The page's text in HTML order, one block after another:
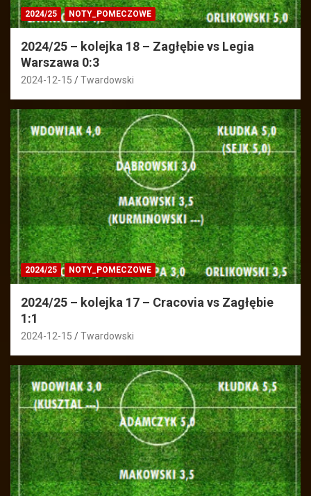
2024/25 NOTY_POMECZOWE
2024/25 – kolejka 18 – Zagłębie vs Legia
Warszawa 0:3
2024-12-15 Twardowski
2024/25 NOTY_POMECZOWE
2024/25 – kolejka 17 – Cracovia vs Zagłębie
1:1
2024-12-15 Twardowski